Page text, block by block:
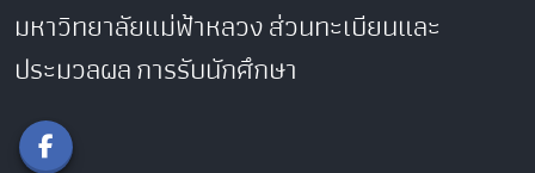
มหาวิทยาลัยแม่ฟ้าหลวงส่วนทะเบียนและ
ประมวลผลการรับนักศึกษา